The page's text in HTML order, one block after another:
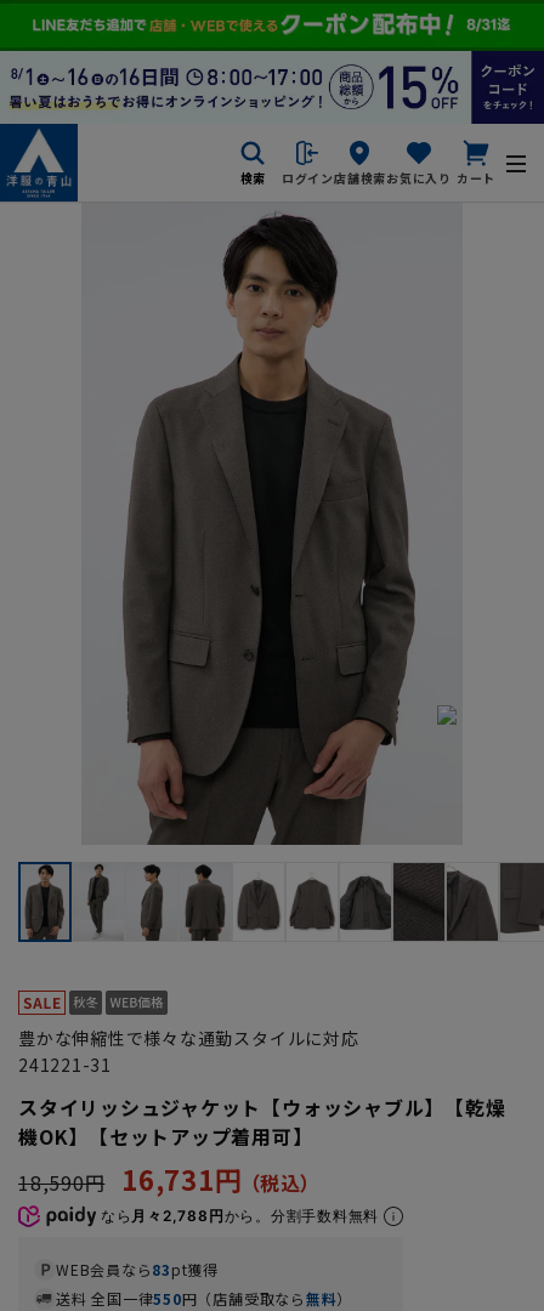
検索 ログイン店舗検索お気に入り カート
豊かな伸縮性で様々な通勤スタイルに対応
241221-31
スタイリッシュジャケット【ウォッシャブル】【乾燥
機OK】【セットアップ着用可】
18,590円
16,731円
なら 月々2,788円から。分割手数料無料
WEB会員なら83pt獲得
送料 全国一律550円（店舗受取なら無料）